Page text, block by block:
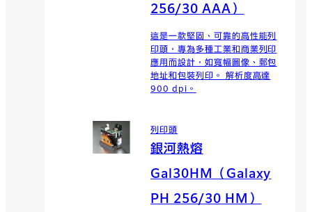
256/30 AAA）
這是一款堅固、可靠的高性能列
印頭，專為多種工業和商業列印
應用而設計，如寬幅圖像、郵包
地址和包裝列印。 解析度高達
900 dpi。
列印頭
銀河熱熔
Gal30HM（Galaxy
PH 256/30 HM）